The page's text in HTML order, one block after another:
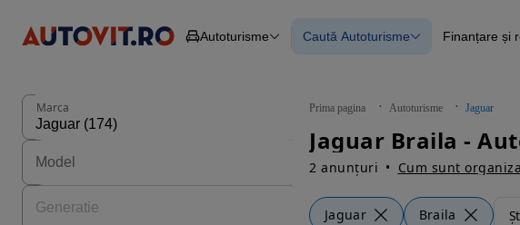
Autoturisme
Autoturisme
Mașini electrice
Mașini cu detalii verificate
Caută Autoturisme
Blog
Finanțare și
Prima pagina Autoturisme Jaguar
Jaguar Braila -
2 anunțuri Cum sunt
Jaguar Braila
Marca